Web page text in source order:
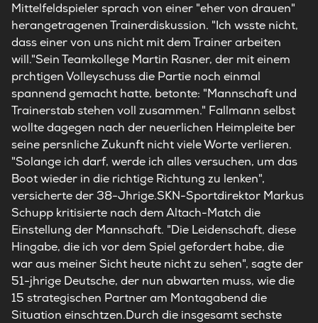
Mittelfeldspieler sprach von einer "eher von drauen"
herangetragenen Trainerdiskussion. "Ich wsste nicht,
dass einer von uns nicht mit dem Trainer arbeiten
will."Sein Teamkollege Martin Rasner, der mit einem
prchtigen Volleyschuss die Partie noch einmal
spannend gemacht hatte, betonte: "Mannschaft und
Trainerstab stehen voll zusammen." Fallmann selbst
wollte dagegen nach der neuerlichen Heimpleite ber
seine persnliche Zukunft nicht viele Worte verlieren.
"Solange ich darf, werde ich alles versuchen, um das
Boot wieder in die richtige Richtung zu lenken",
versicherte der 38-Jhrige.SKN-Sportdirektor Markus
Schupp kritisierte nach dem Altach-Match die
Einstellung der Mannschaft. "Die Leidenschaft, diese
Hingabe, die ich vor dem Spiel gefordert habe, die
war aus meiner Sicht heute nicht zu sehen", sagte der
51-jhrige Deutsche, der nun abwarten muss, wie die
15 strategischen Partner am Montagabend die
Situation einschtzen.Durch die insgesamt sechste